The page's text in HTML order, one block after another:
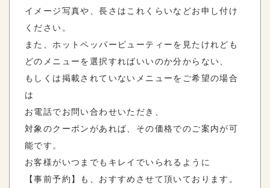
イメージ写真や、長さはこれくらいなどお申し付け
ください。
また、ホットペッパービューティーを見たけれども
どのメニューを選択すればいいのか分からない、
もしくは掲載されていないメニューをご希望の場合
は
お電話でお問い合わせいただき、
対象のクーポンがあれば、その価格でのご案内が可
能です。
お客様がいつまでもキレイでいられるように
【事前予約】も、おすすめさせて頂いております。